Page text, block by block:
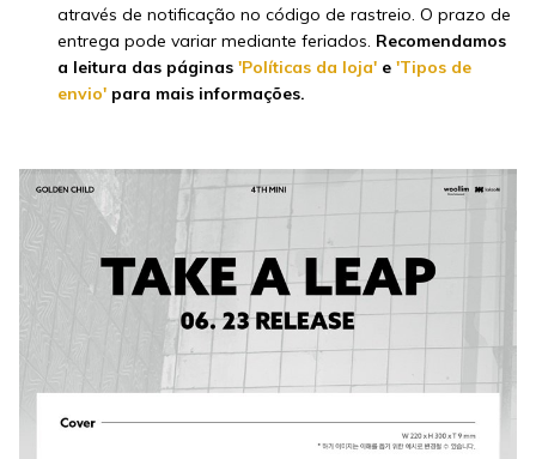
através de notificação no código de rastreio. O prazo de
entrega pode variar mediante feriados. Recomendamos
a leitura das páginas 'Políticas da loja' e 'Tipos de
envio' para mais informações.